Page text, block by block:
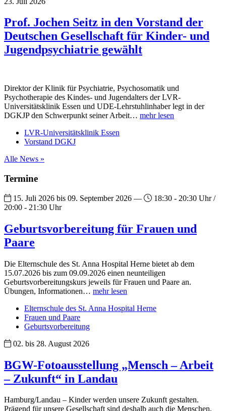
Prof. Jochen Seitz in den Vorstand der
Deutschen Gesellschaft für Kinder- und
Jugendpsychiatrie gewählt
Direktor der Klinik für Psychiatrie, Psychosomatik und
Psychotherapie des Kindes- und Jugendalters der LVR-
Universitätsklinik Essen und UDE-Lehrstuhlinhaber legt in der
DGKJP den Schwerpunkt seiner Arbeit… mehr lesen
LVR-Universitätsklinik Essen
Vorstand DGKJ
Alle News »
Termine
15. Juli 2026 bis 09. September 2026 —
18:30 - 20:30 Uhr /
20:00 - 21:30 Uhr
Geburtsvorbereitung für Frauen und
Paare
Die Elternschule des St. Anna Hospital Herne bietet ab dem
15.07.2026 bis zum 09.09.2026 einen neunteiligen
Geburtsvorbereitungskurs jeweils für Frauen und Paare an.
Übungen, Informationen… mehr lesen
Elternschule des St. Anna Hospital Herne
Frauen und Paare
Geburtsvorbereitung
02. bis 28. August 2026
BGW-Fotoausstellung „Mensch – Arbeit
– Zukunft“ in Landau
Hamburg/Landau – Kinder werden unsere Zukunft gestalten.
Prägend für unsere Gesellschaft sind deshalb auch die Menschen,